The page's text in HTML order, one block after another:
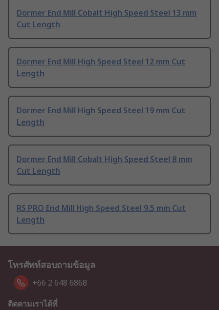
Dormer End Mill Cobalt High Speed Steel 13 mm
Cut Length
Dormer End Mill High Speed Steel 12 mm Cut
Length
Dormer End Mill High Speed Steel 19 mm Cut
Length
Dormer End Mill Cobalt High Speed Steel 8 mm
Cut Length
RS PRO End Mill High Speed Steel 9.5 mm Cut
Length
โทรศัพท์สอบถามข้อมูล
+66 2 648 6868
ติดตามเราได้ที่